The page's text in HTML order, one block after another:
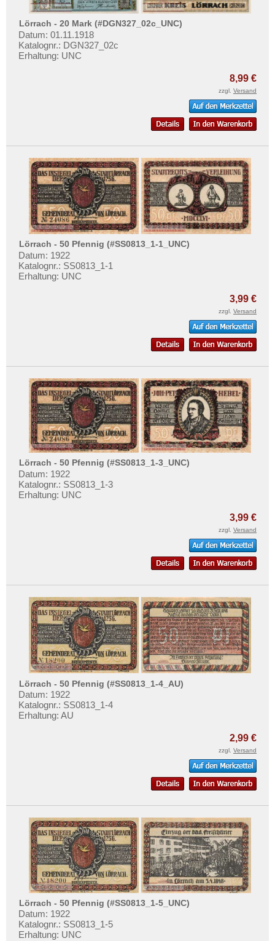
Ludwigslust
Lugau
Lügde
Lütjenburg
Lutter am Barenberge
Lutzhöft
Lyck
Orte mit M...
Orte mit N...
Orte mit O...
Orte mit P...
Orte mit U...
Orte mit V...
Orte mit W...
Orte mit X...
Orte mit Z...
Testbanknoten
Banknotenbriefe
Kataloge
Aufbewahrung
Informationen
Preislisten
Ankauf
Erhaltungsgrade
Gratisbanknoten
FAQ
Mehr über...
AGB
Impressum
Lörrach - 20 Mark (#DGN327_02c_UNC)
Datum: 01.11.1918
Katalognr.: DGN327_02c
Erhaltung: UNC
8,99 €
zzgl. Versand
Lörrach - 50 Pfennig (#SS0813_1-1_UNC)
Datum: 1922
Katalognr.: SS0813_1-1
Erhaltung: UNC
3,99 €
zzgl. Versand
Lörrach - 50 Pfennig (#SS0813_1-3_UNC)
Datum: 1922
Katalognr.: SS0813_1-3
Erhaltung: UNC
3,99 €
zzgl. Versand
Lörrach - 50 Pfennig (#SS0813_1-4_AU)
Datum: 1922
Katalognr.: SS0813_1-4
Erhaltung: AU
2,99 €
zzgl. Versand
Lörrach - 50 Pfennig (#SS0813_1-5_UNC)
Datum: 1922
Katalognr.: SS0813_1-5
Erhaltung: UNC